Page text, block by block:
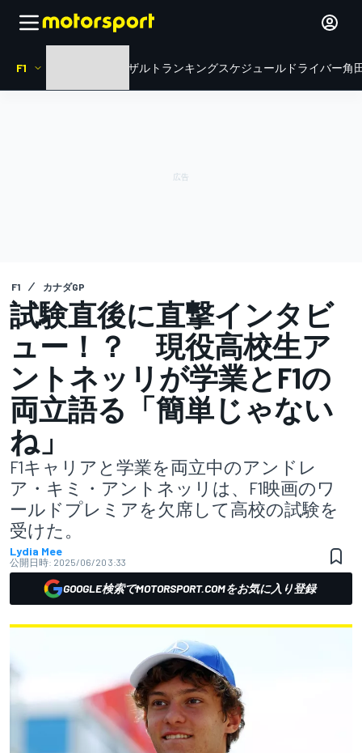
F1 リザルト ランキングスケジュール ドライバー角
F1 カナダGP
試験直後に直撃インタビ
ュー！？ 現役高校生ア
ントネッリが学業とF1の
両立語る「簡単じゃない
ね」
F1キャリアと学業を両立中のアンドレ
ア・キミ・アントネッリは、F1映画のワ
ールドプレミアを欠席して高校の試験を
受けた。
Lydia Mee
公開日時: 2025/06/20 3:33
GOOGLE検索でMOTORSPORT.COMをお気に入り登録